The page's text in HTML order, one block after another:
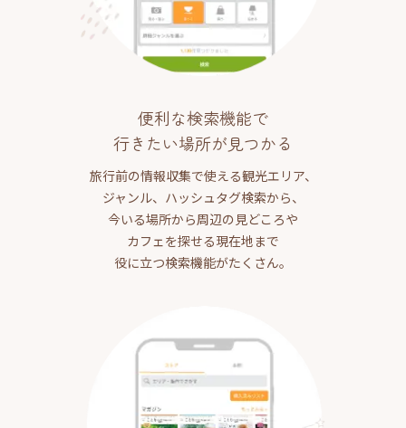
便利な検索機能で
行きたい場所が見つかる
旅行前の情報収集で使える観光エリア、
ジャンル、ハッシュタグ検索から、
今いる場所から周辺の見どころや
カフェを探せる現在地まで
役に立つ検索機能がたくさん。